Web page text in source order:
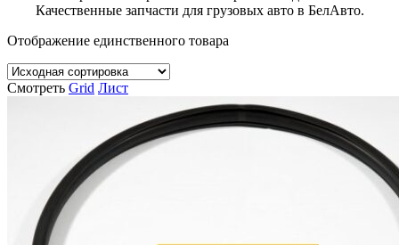
Качественные запчасти для грузовых авто в БелАвто.
Отображение единственного товара
Смотреть Grid Лист